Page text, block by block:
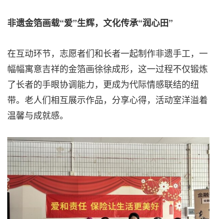
非遗金箔画载“爱”生辉，文化传承“润心田”
在互动环节，志愿者们和长者一起制作非遗手工，一
幅幅寓意吉祥的金箔画徐徐成形，这一过程不仅锻炼
了长者的手眼协调能力，更成为代际情感联结的纽
带。老人们相互展示作品，分享心得，活动室洋溢着
温馨与成就感。